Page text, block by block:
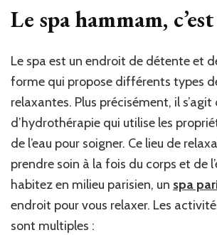
Le spa hammam,
Le spa est un endroit de détente et
forme qui propose différents types
relaxantes. Plus précisément, il s’agit
d’hydrothérapie qui utilise les
de l’eau pour soigner. Ce lieu de
prendre soin à la fois du corps et de
habitez en milieu parisien, un spa
endroit pour vous relaxer. Les
sont multiples :